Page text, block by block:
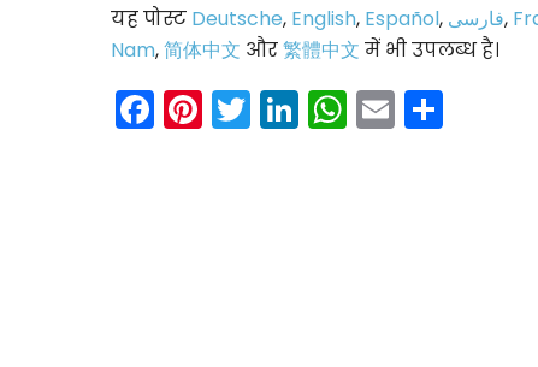
यह पोस्ट Deutsche, English, Español, فارسی,
Nam,简体中文 और繁體中文 में भी उपलब्ध है।
Facebook
Pinterest
Twitter
LinkedIn
WhatsApp
Email